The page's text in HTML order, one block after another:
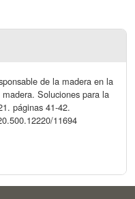
de la madera en la
Soluciones para la
páginas 41-42.
11694